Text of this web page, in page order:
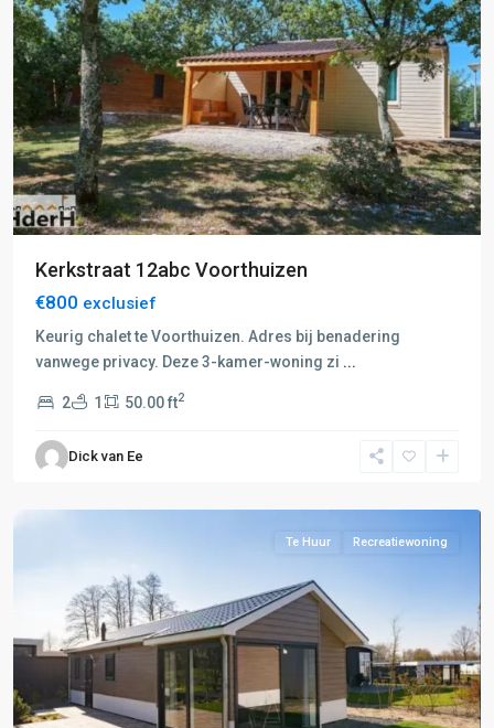
Kerkstraat 12abc Voorthuizen
€800 exclusief
Keurig chalet te Voorthuizen. Adres bij benadering
vanwege privacy. Deze 3-kamer-woning zi ...
2 1 50.00 ft2
Dick van Ee
F:
Barneveld-
Voorthuizen
Te Huur Recreatiewoning